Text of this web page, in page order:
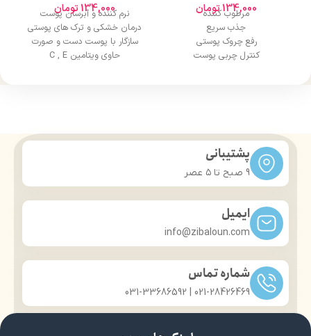
134,000تومان
مرطوب کننده
جذب سریع
رفع چروک پوستی
کنترل چربی پوست
134,000تومان
نرم کننده و آبرسان پوست
درمان خشکی و ترک های پوستی
سازگار با پوست دست و صورت
حاوی ویتامین C , E
پشتیبانی
9 صبح تا ۵ عصر
ایمیل
info@zibaloun.com
شماره تماس
021-28426469 | 031-33686592